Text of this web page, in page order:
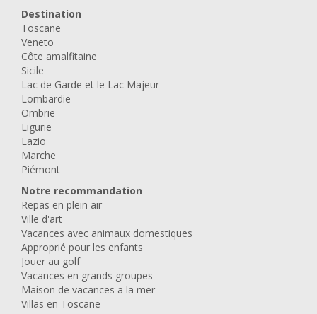
Destination
Toscane
Veneto
Côte amalfitaine
Sicile
Lac de Garde et le Lac Majeur
Lombardie
Ombrie
Ligurie
Lazio
Marche
Piémont
Notre recommandation
Repas en plein air
Ville d'art
Vacances avec animaux domestiques
Approprié pour les enfants
Jouer au golf
Vacances en grands groupes
Maison de vacances a la mer
Villas en Toscane